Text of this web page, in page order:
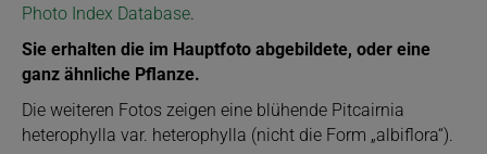
Photo Index Database.
Sie erhalten die im Hauptfoto abgebildete, oder eine
ganz ähnliche Pflanze.
Die weiteren Fotos zeigen eine blühende Pitcairnia
heterophylla var. heterophylla (nicht die Form „albiflora“).